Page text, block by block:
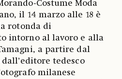
Costume Moda
il 14 marzo alle 18 è
rotonda di
intorno al lavoro e alla
a partire dal
tedesco
milanese